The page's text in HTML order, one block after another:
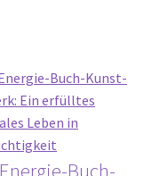
Energie-Buch-